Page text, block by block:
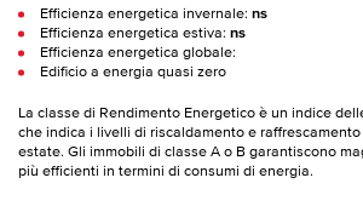
Efficienza energetica invernale: ns
Efficienza energetica estiva: ns
Efficienza energetica globale:
Edificio a energia quasi zero
La classe di Rendimento Energetico è un indice
che indica i livelli di riscaldamento e
estate. Gli immobili di classe A o B garantiscono
più efficienti in termini di consumi di energia.